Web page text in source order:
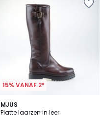
15% VANAF 2*
MJUS
Platte laarzen in leer